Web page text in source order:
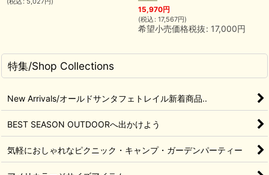
15,970円
(税込 : 17,567円)
希望小売価格税抜: 17,000円
特集/Shop Collections
New Arrivals/オールドサンタフェトレイル新着商品..
BEST SEASON OUTDOORへ出かけよう
気軽におしゃれなピクニック・キャンプ・ガーデンパーティー